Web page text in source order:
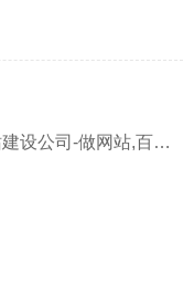
下一篇：北京网站建设公司-做网站,百度seo优化排名